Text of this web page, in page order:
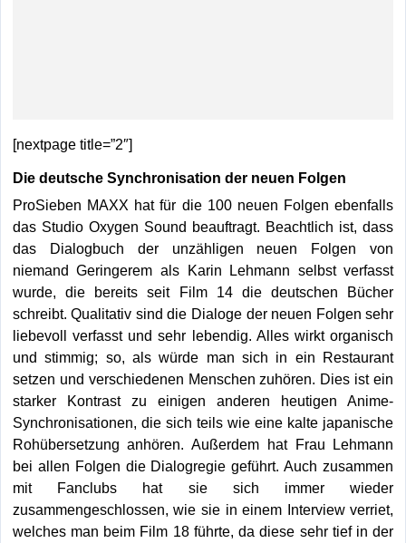
[nextpage title=”2″]
Die deutsche Synchronisation der neuen Folgen
ProSieben MAXX hat für die 100 neuen Folgen ebenfalls
das Studio Oxygen Sound beauftragt. Beachtlich ist, dass
das Dialogbuch der unzähligen neuen Folgen von
niemand Geringerem als Karin Lehmann selbst verfasst
wurde, die bereits seit Film 14 die deutschen Bücher
schreibt. Qualitativ sind die Dialoge der neuen Folgen sehr
liebevoll verfasst und sehr lebendig. Alles wirkt organisch
und stimmig; so, als würde man sich in ein Restaurant
setzen und verschiedenen Menschen zuhören. Dies ist ein
starker Kontrast zu einigen anderen heutigen Anime-
Synchronisationen, die sich teils wie eine kalte japanische
Rohübersetzung anhören. Außerdem hat Frau Lehmann
bei allen Folgen die Dialogregie geführt. Auch zusammen
mit Fanclubs hat sie sich immer wieder
zusammengeschlossen, wie sie in einem Interview verriet,
welches man beim Film 18 führte, da diese sehr tief in der